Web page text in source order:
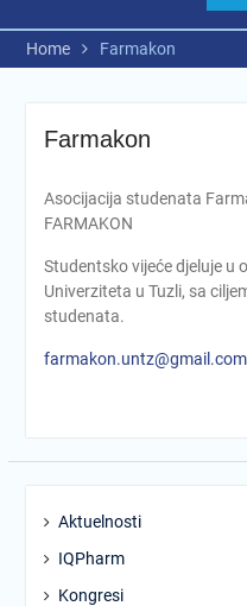
Home Farmakon
Farmakon
Asocijacija studenata
FARMAKON
Studentsko vijeće djeluje u
Univerziteta u Tuzli, sa
studenata.
farmakon.untz@gmail.com
Aktuelnosti
IQPharm
Kongresi